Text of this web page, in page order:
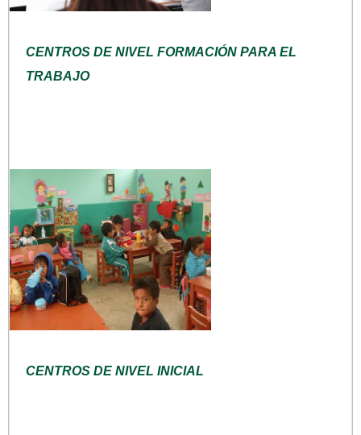
CENTROS DE NIVEL FORMACIÓN PARA EL
TRABAJO
CENTROS DE NIVEL INICIAL